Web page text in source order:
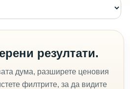
резултати.
дума, разширете ценовия
филтрите, за да видите